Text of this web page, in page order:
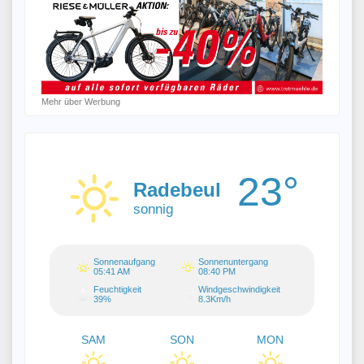
Mehr über Werbung
Radebeul
sonnig 23°
Sonnenaufgang
05:41 AM
Sonnenuntergang
08:40 PM
Feuchtigkeit
39%
Windgeschwindigkeit
8.3Km/h
SAM SON MON